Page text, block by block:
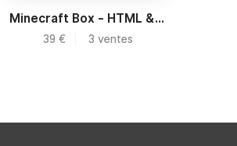
Minecraft Box - HTML & UI Kit
39 € 3 ventes